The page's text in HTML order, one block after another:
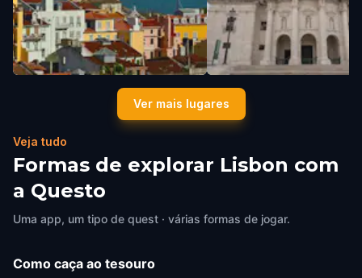
National Pantheon
Lisbon
Ver mais lugares
Veja tudo
Formas de explorar Lisbon com
a Questo
Uma app, um tipo de quest · várias formas de jogar.
Como caça ao tesouro